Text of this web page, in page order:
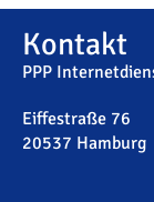
Kontakt
PPP
Eiffestraße 76
20537 Hamburg